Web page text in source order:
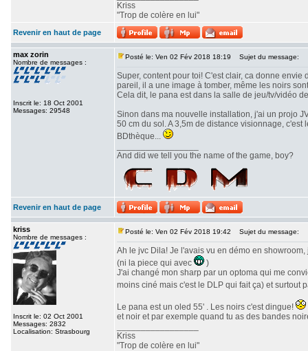
Kriss
"Trop de colère en lui"
Revenir en haut de page
max zorin
Nombre de messages :
Inscrit le: 18 Oct 2001
Messages: 29548
Posté le: Ven 02 Fév 2018 18:19 Sujet du message:
Super, content pour toi! C'est clair, ca donne
pareil, il a une image à tomber, même les noirs
Cela dit, le pana est dans la salle de jeu/tv/vidéo
Sinon dans ma nouvelle installation, j'ai un projo
50 cm du sol. A 3,5m de distance visionnage,
BDthèque...
And did we tell you the name of the game, boy?
Revenir en haut de page
kriss
Nombre de messages :
Inscrit le: 02 Oct 2001
Messages: 2832
Localisation: Strasbourg
Posté le: Ven 02 Fév 2018 19:42 Sujet du message:
Ah le jvc Dila! Je l'avais vu en démo en
(ni la piece qui avec
)
J'ai changé mon sharp par un optoma qui me
moins ciné mais c'est le DLP qui fait ça) et
Le pana est un oled 55' . Les noirs c'est dingue!
et noir et par exemple quand tu as des bandes
Kriss
"Trop de colère en lui"